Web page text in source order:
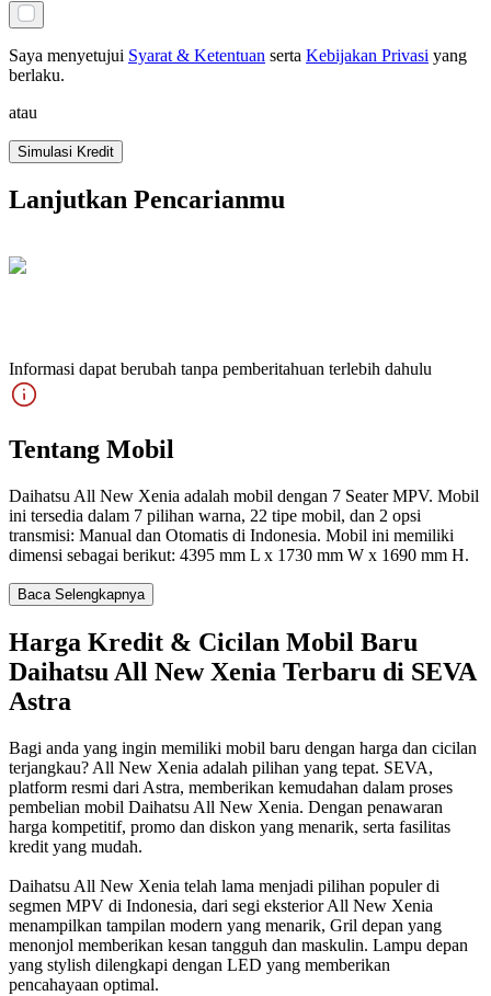
Saya menyetujui Syarat & Ketentuan serta Kebijakan Privasi yang
berlaku.
atau
Simulasi Kredit
Lanjutkan Pencarianmu
Informasi dapat berubah tanpa pemberitahuan terlebih dahulu
Tentang Mobil
Daihatsu All New Xenia adalah mobil dengan 7 Seater MPV. Mobil
ini tersedia dalam 7 pilihan warna, 22 tipe mobil, dan 2 opsi
transmisi: Manual dan Otomatis di Indonesia. Mobil ini memiliki
dimensi sebagai berikut: 4395 mm L x 1730 mm W x 1690 mm H.
Baca Selengkapnya
Harga Kredit & Cicilan Mobil Baru
Daihatsu All New Xenia Terbaru di SEVA
Astra
Bagi anda yang ingin memiliki mobil baru dengan harga dan cicilan
terjangkau? All New Xenia adalah pilihan yang tepat. SEVA,
platform resmi dari Astra, memberikan kemudahan dalam proses
pembelian mobil Daihatsu All New Xenia. Dengan penawaran
harga kompetitif, promo dan diskon yang menarik, serta fasilitas
kredit yang mudah.
Daihatsu All New Xenia telah lama menjadi pilihan populer di
segmen MPV di Indonesia, dari segi eksterior All New Xenia
menampilkan tampilan modern yang menarik, Gril depan yang
menonjol memberikan kesan tangguh dan maskulin. Lampu depan
yang stylish dilengkapi dengan LED yang memberikan
pencahayaan optimal.